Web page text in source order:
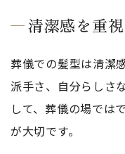
清潔感を重
葬儀での髪型は清潔
派手さ、自分らしさ
して、葬儀の場では
が大切です。